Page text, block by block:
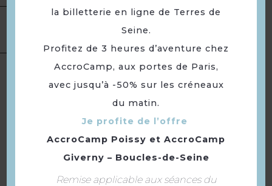
Parking
Langues Langue(s) parlée(s) :Français
À voir aussi ...
la billetterie en ligne de Terres de
Seine.
Profitez de 3 heures d’aventure chez
AccroCamp, aux portes de Paris,
avec jusqu’à -50% sur les créneaux
du matin.
Je profite de l’offre
AccroCamp Poissy et AccroCamp
Giverny – Boucles-de-Seine
Remise applicable aux séances du